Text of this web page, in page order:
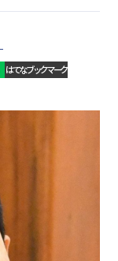
はてなブックマーク